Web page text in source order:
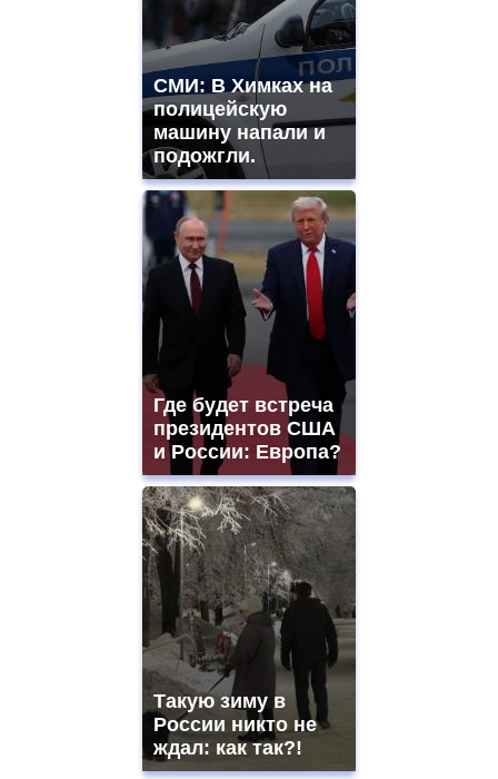
СМИ: В Химках на
полицейскую
машину напали и
подожгли.
Где будет встреча
президентов США
и России: Европа?
Такую зиму в
России никто не
ждал: как так?!